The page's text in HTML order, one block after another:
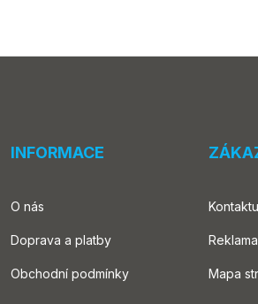
INFORMACE
O nás
Doprava a platby
Obchodní podmínky Mapa